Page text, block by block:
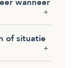
of situatie